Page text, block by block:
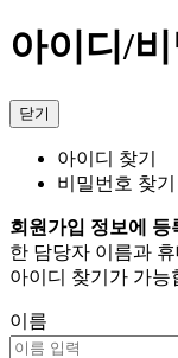
아이디/
닫기
아이디 찾기
비밀번호 찾기
회원가입 정보에 등
한 담당자 이름과
아이디 찾기가 가능
이름